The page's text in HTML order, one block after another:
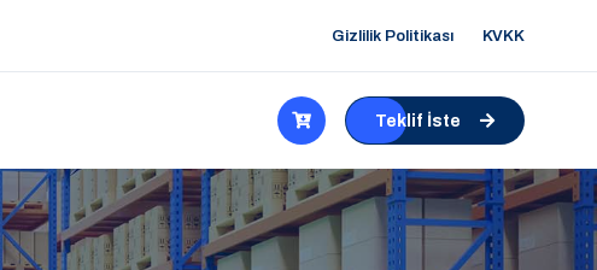
Gizlilik Politikası KVKK
Teklif İste